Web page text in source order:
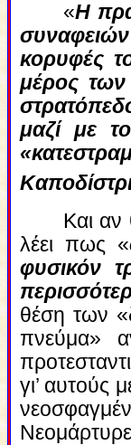
«Η
κορυφές
μέρος των
μαζί με
Και
λέει πως «
φυσικόν
θέση των
πνεύμα»
γι’ αυτούς